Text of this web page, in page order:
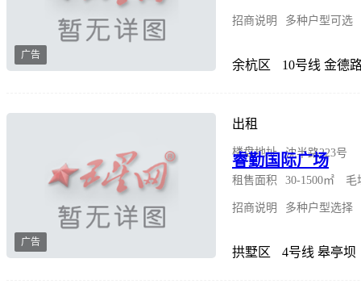
广告
招商说明 多种户型可选
余杭区 10号线 金德
广告
出租
睿勤国际广场
楼盘地址 沈半路223号
租售面积 30-1500㎡ 毛
招商说明 多种户型选择
拱墅区 4号线 皋亭坝